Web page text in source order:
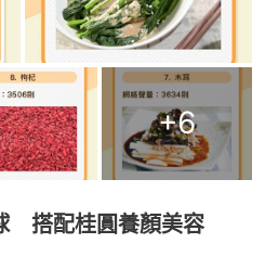
+6
搭配桂圓養顏美容